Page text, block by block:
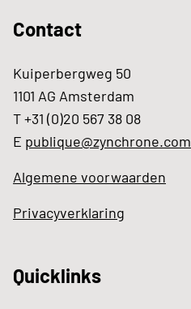
Contact
Kuiperbergweg 50
1101 AG Amsterdam
T +31 (0)20 567 38 08
E publique@zynchrone.com
Algemene voorwaarden
Privacyverklaring
Quicklinks